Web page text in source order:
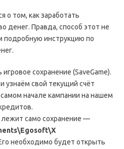
о том, как заработать
денег. Правда, способ этот не
подробную инструкцию по
сохранение (SaveGame).
узнаём свой текущий счёт
начале кампании на нашем
само сохранение —
необходимо будет открыть